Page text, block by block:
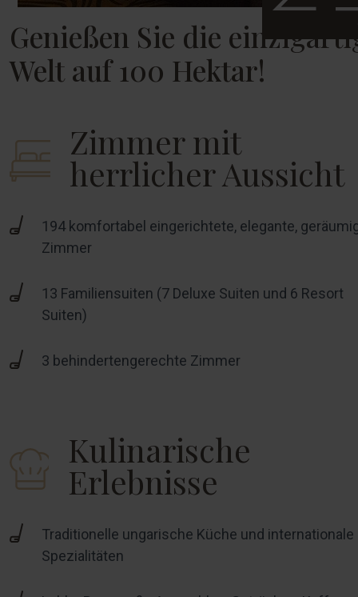
Genießen Sie die
Welt auf 100 Hektar!
Zimmer mit
herrlicher Aussicht
194 komfortabel eingerichtete, elegante,
Zimmer
13 Familiensuiten (7 Deluxe Suiten und 6 Resort
Suiten)
3 behindertengerechte Zimmer
Kulinarische
Erlebnisse
Traditionelle ungarische Küche und internationale
Spezialitäten